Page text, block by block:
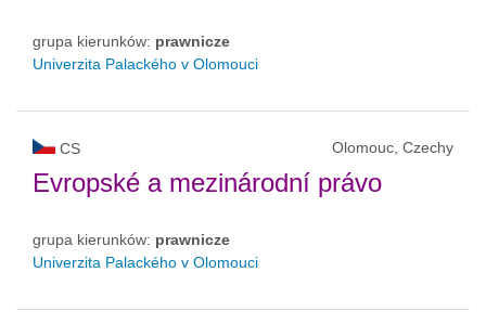
grupa kierunków: prawnicze
Univerzita Palackého v Olomouci
CS Olomouc, Czechy
Evropské a mezinárodní právo
grupa kierunków: prawnicze
Univerzita Palackého v Olomouci